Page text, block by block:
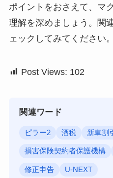
ポイントをおさえて、マ
理解を深めましょう。関
ェックしてみてください。
Post Views: 102
関連ワード
ピラー2 酒税 新車割引
損害保険契約者保護機構
修正申告 U-NEXT